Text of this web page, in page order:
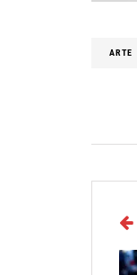
ARTE